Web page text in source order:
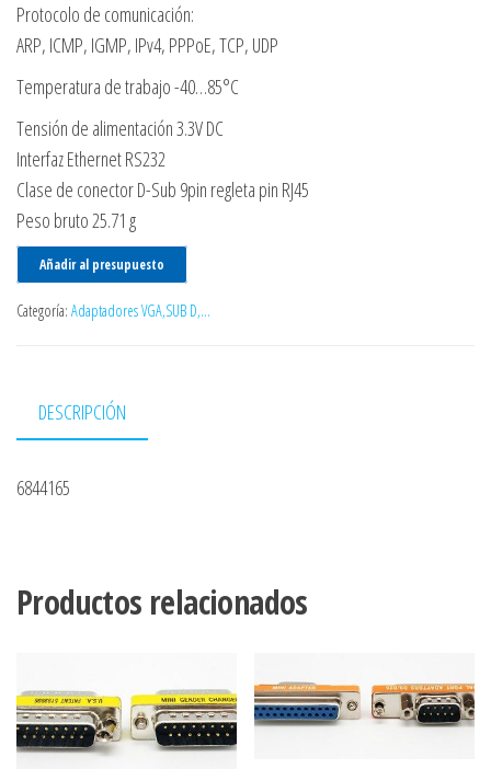
Protocolo de comunicación:
ARP, ICMP, IGMP, IPv4, PPPoE, TCP, UDP
Temperatura de trabajo -40…85°C
Tensión de alimentación 3.3V DC
Interfaz Ethernet RS232
Clase de conector D-Sub 9pin regleta pin RJ45
Peso bruto 25.71 g
Añadir al presupuesto
Categoría: Adaptadores VGA,SUB D,...
DESCRIPCIÓN
6844165
Productos relacionados